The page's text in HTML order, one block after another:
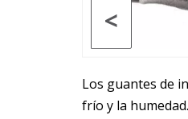
<
Los guantes de
frío y la